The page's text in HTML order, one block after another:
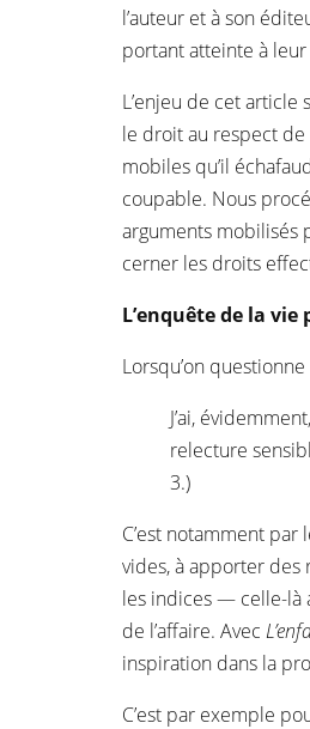
l’auteur et à son
portant atteinte à
L’enjeu de cet
le droit au respect de
mobiles qu’il
coupable. Nous
arguments mobilisés
cerner les droits
L’enquête de la vie
Lorsqu’on
J’ai,
relecture
3.)
C’est notamment
vides, à apporter des
les indices — celle-là
de l’affaire. Avec
inspiration dans la
C’est par exemple